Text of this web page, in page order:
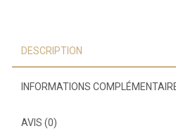
DESCRIPTION
INFORMATIONS
AVIS (0)